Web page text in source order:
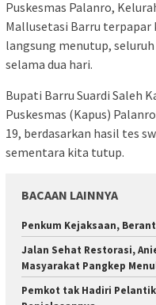
Puskesmas Palanro,
Mallusetasi Barru terpapar
langsung menutup,
selama dua hari.
Bupati Barru Suardi Saleh
Puskesmas (Kapus)
19, berdasarkan hasil tes
sementara kita tutup.
BACAAN LAINNYA
Penkum Kejaksaan,
Jalan Sehat Restorasi,
Masyarakat Pangkep
Pemkot tak Hadiri